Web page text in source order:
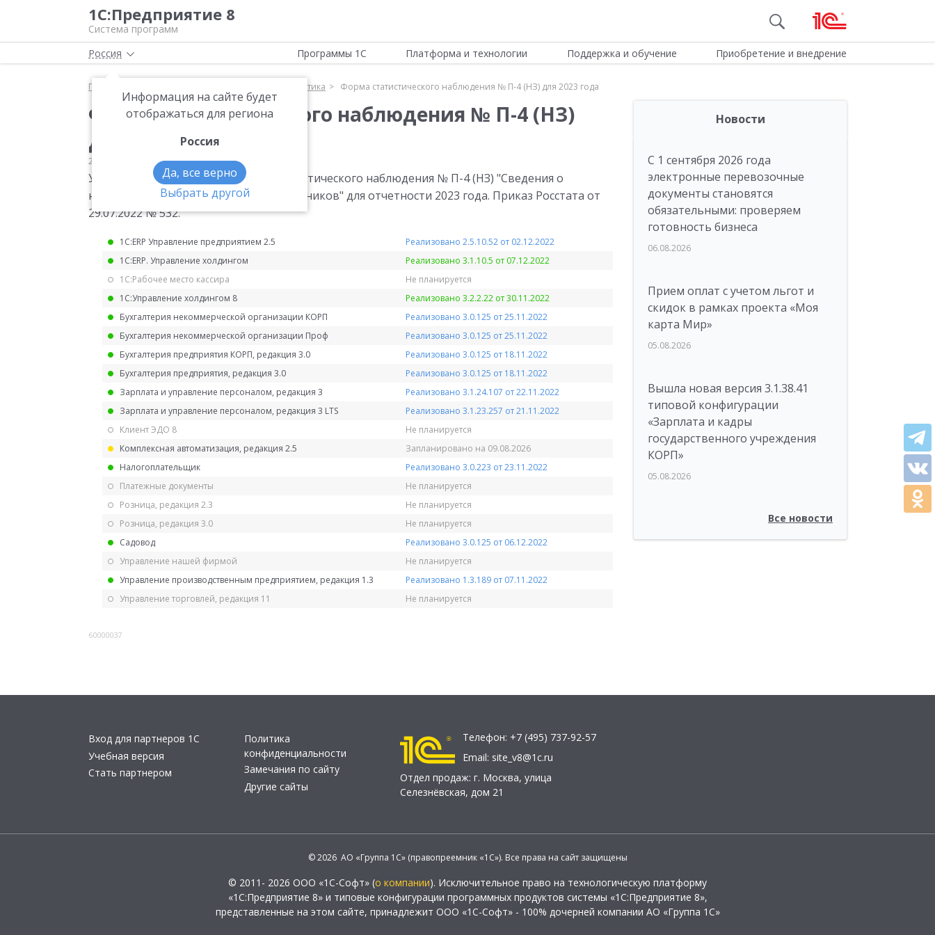
1С:Предприятие 8
Система программ
Россия
Информация на сайте будет
отображаться для региона
Россия
Да, все верно
Выбрать другой
Программы 1С Платформа и технологии Поддержка и обучение Приобретение и внедрение
Главная Статистика Форма статистического наблюдения № П-4 (НЗ) для 2023 года
Форма статистического наблюдения № П-4 (НЗ)
для 2023 года
29.07.2022 Статистика
Утверждена квартальная форма статистического наблюдения № П-4 (НЗ) "Сведения о
неполной занятости и движении работников" для отчетности 2023 года. Приказ Росстата от
29.07.2022 № 532.
1С:ERP Управление предприятием 2.5
Реализовано 2.5.10.52 от 02.12.2022
1С:ERP. Управление холдингом
Реализовано 3.1.10.5 от 07.12.2022
1С:Рабочее место кассира
Не планируется
1С:Управление холдингом 8
Реализовано 3.2.2.22 от 30.11.2022
Бухгалтерия некоммерческой организации КОРП
Реализовано 3.0.125 от 25.11.2022
Бухгалтерия некоммерческой организации Проф
Реализовано 3.0.125 от 25.11.2022
Бухгалтерия предприятия КОРП, редакция 3.0
Реализовано 3.0.125 от 18.11.2022
Бухгалтерия предприятия, редакция 3.0
Реализовано 3.0.125 от 18.11.2022
Зарплата и управление персоналом, редакция 3
Реализовано 3.1.24.107 от 22.11.2022
Зарплата и управление персоналом, редакция 3 LTS
Реализовано 3.1.23.257 от 21.11.2022
Клиент ЭДО 8
Не планируется
Комплексная автоматизация, редакция 2.5
Запланировано на 09.08.2026
Налогоплательщик
Реализовано 3.0.223 от 23.11.2022
Платежные документы
Не планируется
Розница, редакция 2.3
Не планируется
Розница, редакция 3.0
Не планируется
Садовод
Реализовано 3.0.125 от 06.12.2022
Управление нашей фирмой
Не планируется
Управление производственным предприятием, редакция 1.3
Реализовано 1.3.189 от 07.11.2022
Управление торговлей, редакция 11
Не планируется
60000037
Новости
С 1 сентября 2026 года
электронные перевозочные
документы становятся
обязательными: проверяем
готовность бизнеса
06.08.2026
Прием оплат с учетом льгот и
скидок в рамках проекта «Моя
карта Мир»
05.08.2026
Вышла новая версия 3.1.38.41
типовой конфигурации
«Зарплата и кадры
государственного учреждения
КОРП»
05.08.2026
Все новости
Вход для партнеров 1С
Учебная версия
Стать партнером
Политика
конфиденциальности
Замечания по сайту
Другие сайты
Телефон: +7 (495) 737-92-57
Email: site_v8@1c.ru
Отдел продаж: г. Москва, улица
Селезнёвская, дом 21
© 2026 АО «Группа 1С» (правопреемник «1С»). Все права на сайт защищены
© 2011- 2026 ООО «1С-Софт» (о компании). Исключительное право на технологическую платформу
«1С:Предприятие 8» и типовые конфигурации программных продуктов системы «1С:Предприятие 8»,
представленные на этом сайте, принадлежит ООО «1С-Софт» - 100% дочерней компании АО «Группа 1С»